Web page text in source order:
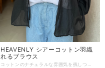
HEAVENLY シアーコットン羽織
れるブラウス
コットンのナチュラルな雰囲気を残しつつ、シアーで軽やかに仕上げたブラウス。 夏の羽織りとして活躍してくれそうです！ 重ねても重たくならず、ノースリーブの上にもぴったり◎ほどよく肌を隠してくれるので涼やかさとカバー力を兼ね備えた１枚。 ワンピースの上に重ねたりTシャツの上にも！ １枚足すとグッとおしゃれ感が出せるので、少ない点数でも着まわして使えて旅行などにもオススメ◎ 襟はゴムでギャザーを寄せてあり、伸びてくれるので着用時のつっぱり感はありません。 袖口にもゴム入りできゅっとあげられる仕様になっていますので、気温に合わせて長袖から5分袖までお好きな袖丈に調節できます。上げるとふわっとしたお袖になってとても素敵です！ カジュアルなアイテムにもよく合うので、夏らしいシアーなミックススタイルが楽しめます！ コットン100% 着丈65cm , 肩幅57cm , 袖丈46cm